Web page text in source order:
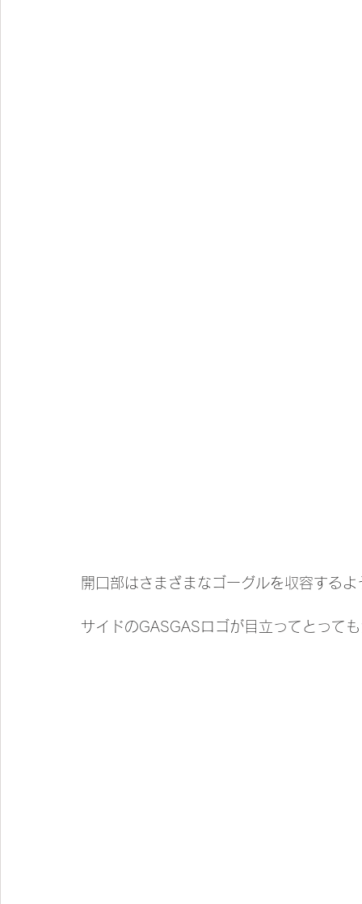
開口部はさまざまなゴーグルを収容する
サイドのGASGASロゴが目立ってとって